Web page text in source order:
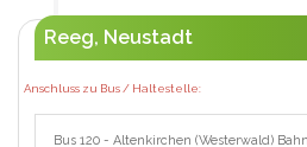
Reeg, Neustadt
Anschluss zu Bus / Haltestelle:
Bus 120 - Altenkirchen (Westerwald)